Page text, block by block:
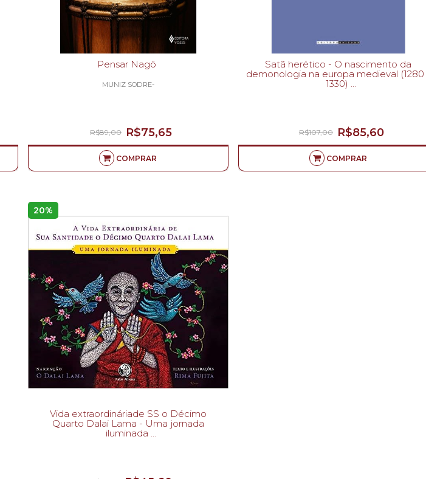
Pensar Nagô
MUNIZ SODRE-
R$75,65
R$89,00
COMPRAR
Satã herético - O nascimento da
demonologia na europa medieval
1330)
R$85,60
R$107,00
COMPRAR
20%
Vida extraordináriade SS o Décimo
Quarto Dalai Lama - Uma jornada
iluminada